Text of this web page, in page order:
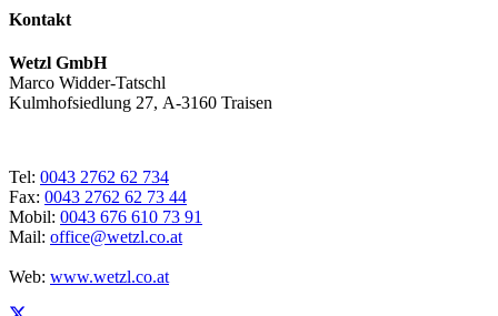
Kontakt
Wetzl GmbH
Marco Widder-Tatschl
Kulmhofsiedlung 27, A-3160 Traisen
Tel: 0043 2762 62 734
Fax: 0043 2762 62 73 44
Mobil: 0043 676 610 73 91
Mail: office@wetzl.co.at
Web: www.wetzl.co.at